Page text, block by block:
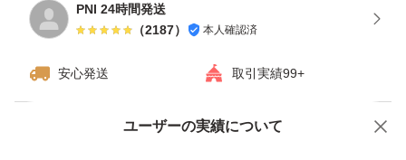
PNI 24時間発送
（2187） 本人確認済
安心発送 取引実績99+
ユーザーの実績について
価格の相談 商品への質問